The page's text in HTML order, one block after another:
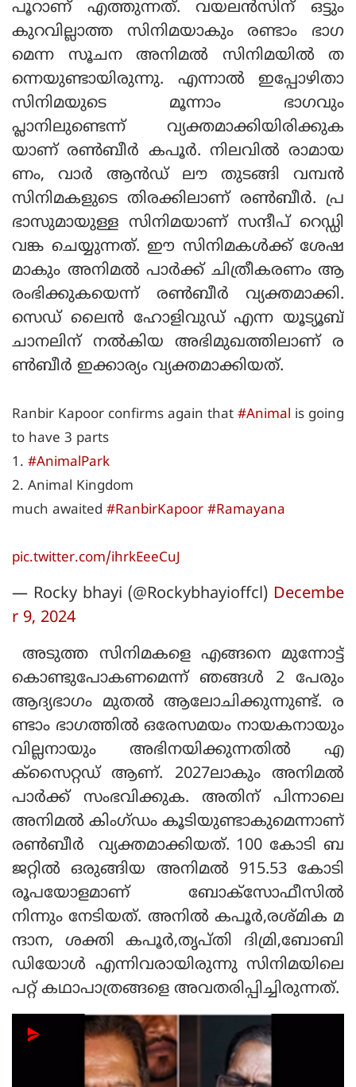
പൂറാണ് എത്തുന്നത്. വയലന്‍സിന് ഒട്ടും
കുറവില്ലാത്ത സിനിമയാകും രണ്ടാം ഭാഗ
മെന്ന സൂചന അനിമല്‍ സിനിമയില്‍ ത
ന്നെയുണ്ടായിരുന്നു. എന്നാല്‍ ഇപ്പോഴിതാ
സിനിമയുടെ മൂന്നാം ഭാഗവും
പ്ലാനിലുണ്ടെന്ന് വ്യക്തമാക്കിയിരിക്കുക
യാണ് രണ്‍ബീര്‍ കപൂര്‍. നിലവില്‍ രാമായ
ണം, വാര്‍ ആന്‍ഡ് ലൗ തുടങ്ങി വമ്പന്‍
സിനിമകളുടെ തിരക്കിലാണ് രണ്‍ബീര്‍. പ്ര
ഭാസുമായുള്ള സിനിമയാണ് സന്ദീപ് റെഡ്ഡി
വങ്ക ചെയ്യുന്നത്. ഈ സിനിമകള്‍ക്ക് ശേഷ
മാകും അനിമല്‍ പാര്‍ക്ക് ചിത്രീകരണം ആ
രംഭിക്കുകയെന്ന് രണ്‍ബീര്‍ വ്യക്തമാക്കി.
സെഡ് ലൈന്‍ ഹോളിവുഡ് എന്ന യൂട്യൂബ്
ചാനലിന് നല്‍കിയ അഭിമുഖത്തിലാണ് ര
ണ്‍ബീര്‍ ഇക്കാര്യം വ്യക്തമാക്കിയത്.
Ranbir Kapoor confirms again that #Animal is going
to have 3 parts
1. #AnimalPark
2. Animal Kingdom
much awaited #RanbirKapoor #Ramayana
pic.twitter.com/ihrkEeeCuJ
— Rocky bhayi (@Rockybhayioffcl) Decembe
r 9, 2024
അടുത്ത സിനിമകളെ എങ്ങനെ മുന്നോട്ട്
കൊണ്ടുപോകണമെന്ന് ഞങ്ങള്‍ 2 പേരും
ആദ്യഭാഗം മുതല്‍ ആലോചിക്കുന്നുണ്ട്. ര
ണ്ടാം ഭാഗത്തില്‍ ഒരേസമയം നായകനായും
വില്ലനായും അഭിനയിക്കുന്നതില്‍ എ
ക്‌സൈറ്റഡ് ആണ്. 2027ലാകും അനിമല്‍
പാര്‍ക്ക് സംഭവിക്കുക. അതിന് പിന്നാലെ
അനിമല്‍ കിംഗ്ഡം കൂടിയുണ്ടാകുമെന്നാണ്
രണ്‍ബീര്‍ വ്യക്തമാക്കിയത്. 100 കോടി ബ
ജറ്റില്‍ ഒരുങ്ങിയ അനിമല്‍ 915.53 കോടി
രൂപയോളമാണ് ബോക്‌സോഫീസില്‍
നിന്നും നേടിയത്. അനില്‍ കപൂര്‍,രശ്മിക മ
ന്ദാന, ശക്തി കപൂര്‍,തൃപ്തി ദിമ്രി,ബോബി
ഡിയോള്‍ എന്നിവരായിരുന്നു സിനിമയിലെ
പറ്റ് കഥാപാത്രങ്ങളെ അവതരിപ്പിച്ചിരുന്നത്.